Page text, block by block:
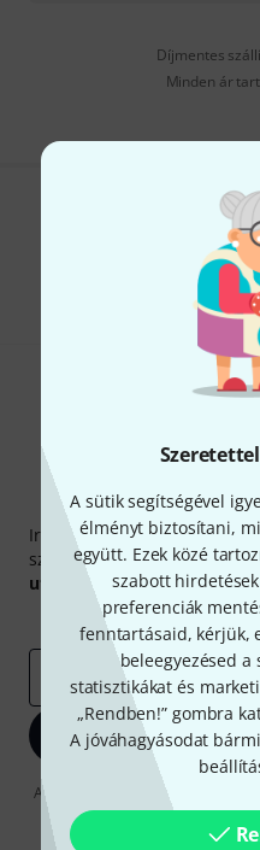
A sütik segítségével
élményt biztosítani,
együtt. Ezek közé
szabott
preferenciák
fenntartásaid, kérjük,
beleegyezésed
statisztikákat és
„Rendben!” gombra
A jóváhagyásodat
Díjmentes
Minden ár
Tetszik,
Megosztás
Iratkozz fel a Thomann
szerencsével
utalvány
egyikét.
Inspiráló
e-mail cím*
A "Bejelentkezés" gombra
önnek hirdetéseket. Bármikor
információkat azdata